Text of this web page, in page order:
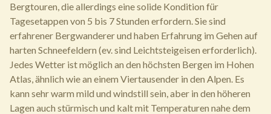
Bergtouren, die allerdings eine solide Kondition für
Tagesetappen von 5 bis 7 Stunden erfordern. Sie sind
erfahrener Bergwanderer und haben Erfahrung im Gehen auf
harten Schneefeldern (ev. sind Leichtsteigeisen erforderlich).
Jedes Wetter ist möglich an den höchsten Bergen im Hohen
Atlas, ähnlich wie an einem Viertausender in den Alpen. Es
kann sehr warm mild und windstill sein, aber in den höheren
Lagen auch stürmisch und kalt mit Temperaturen nahe dem